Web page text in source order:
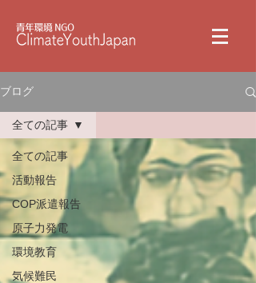
ブログ
全ての記事
活動報告
COP派遣報告
原子力発電
環境教育
気候難民
全ての記事